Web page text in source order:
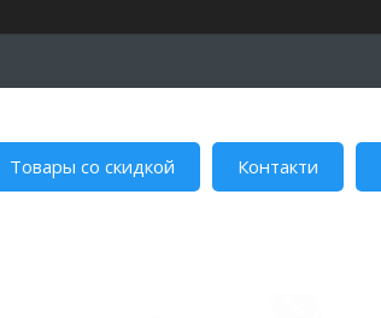
Товары со скидкой Контакти